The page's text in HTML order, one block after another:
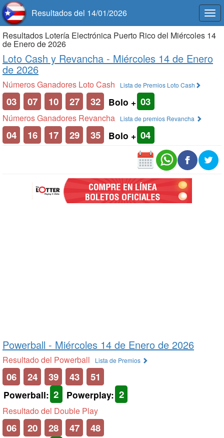
Resultados del 14/01/2026
Resultados Lotería Electrónica Puerto Rico del Miércoles 14
de Enero de 2026
Loto Cash y Revancha - Miércoles 14 de Enero
de 2026
Números Ganadores Loto Cash Lista de Premios Loto Cash
03 07 10 27 32 Bolo + 03
Números Ganadores Revancha Lista de premios Revancha
04 16 17 29 35 Bolo + 04
Powerball - Miércoles 14 de Enero de 2026
Resultado del Powerball Lista de Premios
06 24 39 43 51
Powerball: 2 Powerplay: 2
Resultado del Double Play
06 20 28 47 48